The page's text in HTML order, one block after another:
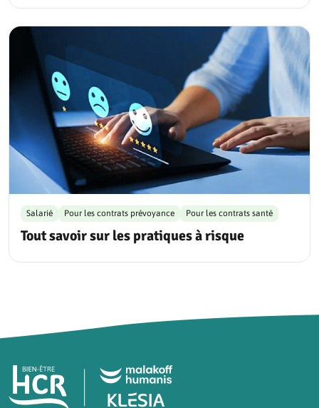
Tout savoir sur les pratiques à risque
Salarié Pour les contrats prévoyance Pour les contrats santé
Pied de page HCR Bien-Être